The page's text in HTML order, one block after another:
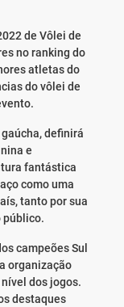
de Vôlei de
no ranking do
atletas do
do vôlei de
definirá
e
fantástica
como uma
tanto por sua
público.
campeões Sul
organização
dos jogos.
destaques